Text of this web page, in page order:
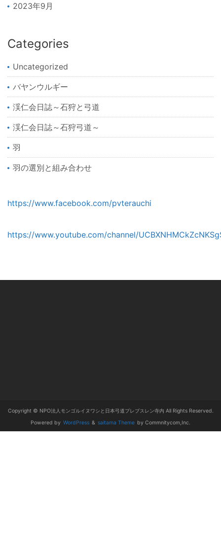
2023年9月
Categories
Uncategorized
バヤンウルギー
渓仁会日誌～石狩と弓道
渓仁会日誌～石狩弓道～
羽
羽の選別と組み合わせ
https://www.facebook.com/pvterauchi
https://www.youtube.com/channel/
Copyright © NPO法人モンゴルイヌワシと日本弓道プレブスレン寺内 All Rights Reserved.
Powered by WordPress & saitama Theme by Commnitycom,Inc.